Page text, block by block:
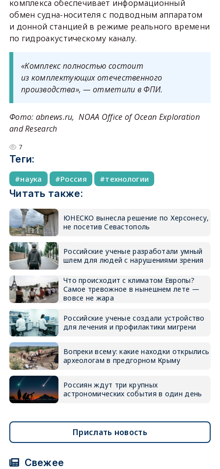
комплекса обеспечивает информационный
обмен судна-носителя с подводным аппаратом
и донной станцией в режиме реального времени
по гидроакустическому каналу.
«Комплекс полностью состоит
из комплектующих отечественного
производства», — отметили в ФПИ.
Фото: abnews.ru, NOAA Office of Ocean Exploration
and Research
7
Теги:
наука Россия технологии
Читать также:
ЮНЕСКО вынесла решение по Херсонесу,
не посетив Севастополь
Российские ученые разработали умный
шлем для людей с нарушениями зрения
Что происходит с климатом Европы?
Самое тревожное в нынешнем лете —
вовсе не жара
Российские ученые создали устройство
для лечения и профилактики мигрени
Вопреки всему: какие находки открылись
археологам в предгорном Крыму
Россиян ждут три крупных
астрономических события в один день
Прислать новость
Свежее